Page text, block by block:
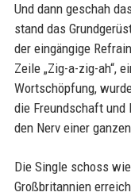
Und dann geschah
stand das
der eingängige
Zeile „Zig-a-zig-ah“,
Wortschöpfung,
die Freundschaft und
den Nerv einer
Die Single schoss
Großbritannien